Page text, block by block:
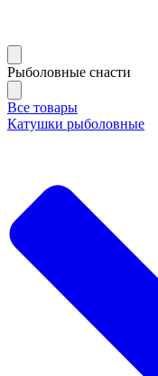
Рыболовные снасти
Все товары
Катушки рыболовные